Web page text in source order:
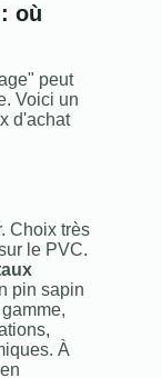
où
peut
Voici un
d'achat
Choix très
le PVC.
pin sapin
À